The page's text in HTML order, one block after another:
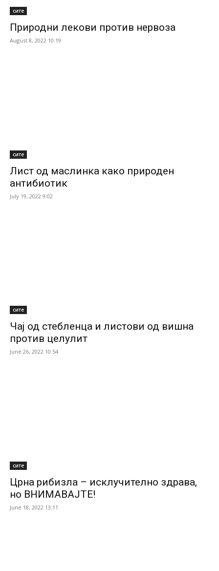
сите
Природни лекови против нервоза
August 8, 2022 10:19
сите
Лист од маслинка како природен
антибиотик
July 19, 2022 9:02
сите
Чај од стебленца и листови од вишна
против целулит
June 26, 2022 10:54
сите
Црна рибизла – исклучително здрава,
но ВНИМАВАЈТЕ!
June 18, 2022 13:11